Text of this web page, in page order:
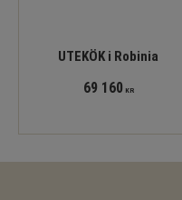
UTEKÖK i Robinia
69 160KR